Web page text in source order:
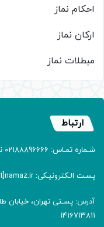
احکام نماز
ارکان نماز
مبطلات نماز
ارتباط
شـماره تمـاس: 02188896666 نمابر: 02188905150
پسـت الـکترونیـکی: info[at]namaz.ir
۱۴۱۶۷۱۳۸۱۱